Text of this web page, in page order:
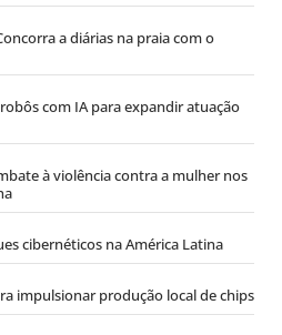
a diárias na praia com o
com IA para expandir atuação
à violência contra a mulher nos
cibernéticos na América Latina
impulsionar produção local de chips